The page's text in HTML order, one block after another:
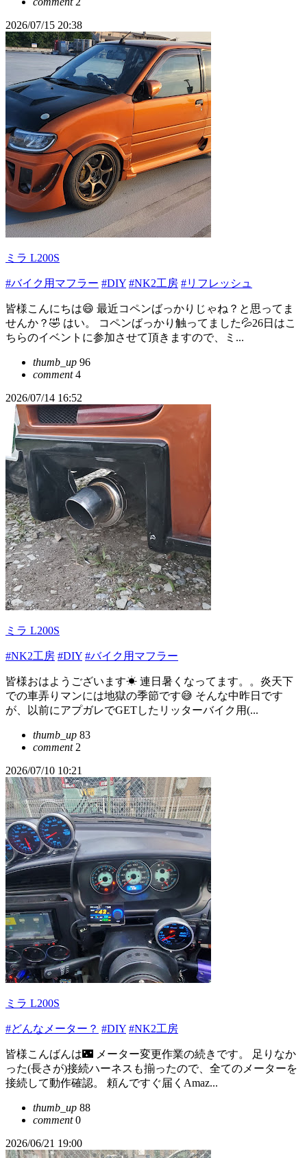
2026/07/15 20:38
ミラ L200S
#バイク用マフラー #DIY #NK2工房 #リフレッシュ
皆様こんにちは😄 最近コペンばっかりじゃね？と思ってま
せんか？🤣 はい。 コペンばっかり触ってました💦26日はこ
ちらのイベントに参加させて頂きますので、ミ...
thumb_up 96
comment4
2026/07/14 16:52
ミラ L200S
#NK2工房 #DIY #バイク用マフラー
皆様おはようございます☀ 連日暑くなってます。。炎天下
での車弄りマンには地獄の季節です😅 そんな中昨日です
が、以前にアプガレでGETしたリッターバイク用(...
thumb_up 83
comment2
2026/07/10 10:21
ミラ L200S
#どんなメーター？ #DIY #NK2工房
皆様こんばんは🌃 メーター変更作業の続きです。 足りなか
った(長さが)接続ハーネスも揃ったので、全てのメーターを
接続して動作確認。 頼んですぐ届くAmaz...
thumb_up 88
comment0
2026/06/21 19:00